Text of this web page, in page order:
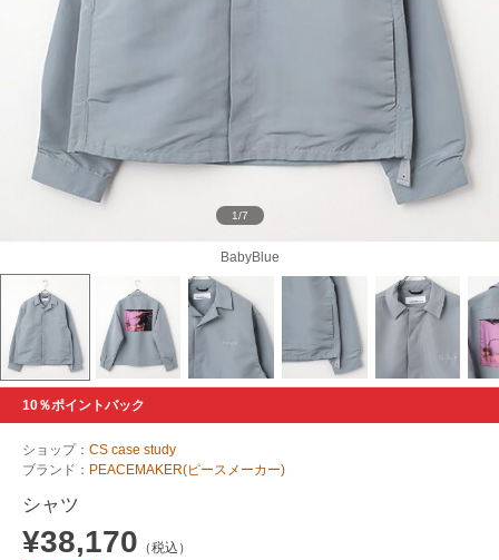
BabyBlue
1/7
10％ポイントバック
ショップ： CS case study
ブランド： PEACEMAKER(ピースメーカー)
シャツ
¥38,170 （税込）